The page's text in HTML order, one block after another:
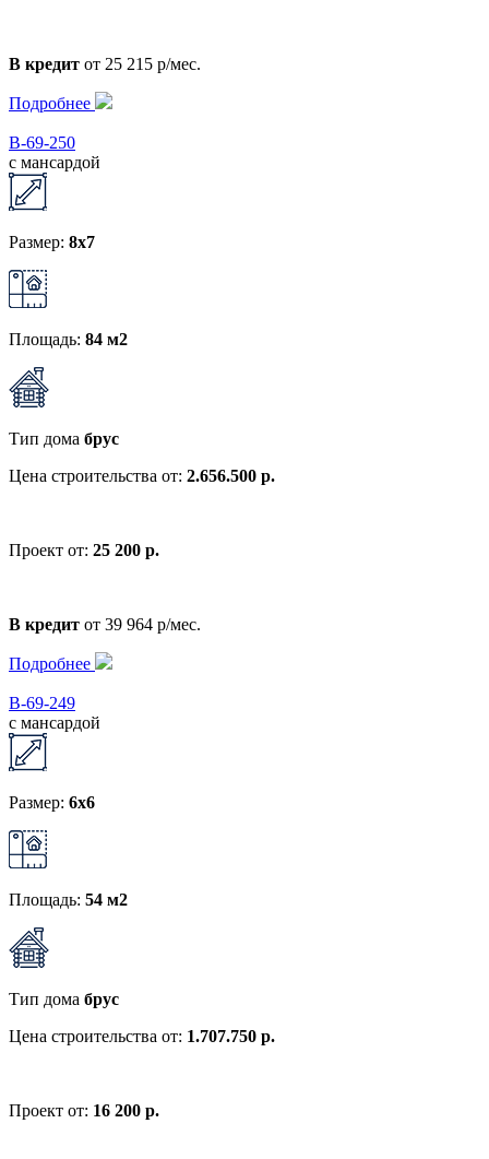
В кредит от 25 215 р/мес.
Подробнее
В-69-250
с мансардой
Размер: 8x7
Площадь: 84 м2
Тип дома брус
Цена строительства от: 2.656.500 р.
Проект от: 25 200 р.
В кредит от 39 964 р/мес.
Подробнее
В-69-249
с мансардой
Размер: 6x6
Площадь: 54 м2
Тип дома брус
Цена строительства от: 1.707.750 р.
Проект от: 16 200 р.